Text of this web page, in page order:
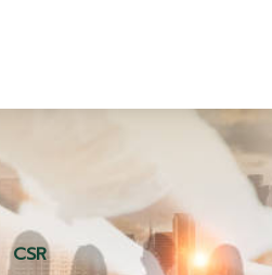
CSR